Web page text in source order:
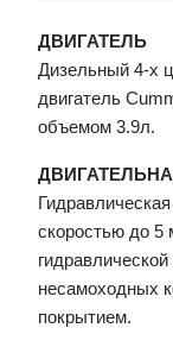
ДВИГАТЕЛЬ
Дизельный 4-х
двигатель
объемом 3.9л.
скоростью до 5
несамоходных
покрытием.